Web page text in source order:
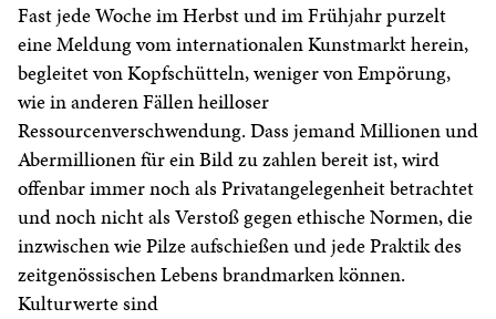
Fast jede Woche im Herbst und im Frühjahr purzelt
eine Meldung vom internationalen Kunstmarkt herein,
begleitet von Kopfschütteln, weniger von Empörung,
wie in anderen Fällen heilloser
Ressourcenverschwendung. Dass jemand Millionen und
Abermillionen für ein Bild zu zahlen bereit ist, wird
offenbar immer noch als Privatangelegenheit betrachtet
und noch nicht als Verstoß gegen ethische Normen, die
inzwischen wie Pilze aufschießen und jede Praktik des
zeitgenössischen Lebens brandmarken können.
Kulturwerte sind